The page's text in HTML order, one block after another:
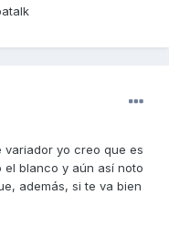
variador yo creo que es
el blanco y aún así noto
además, si te va bien